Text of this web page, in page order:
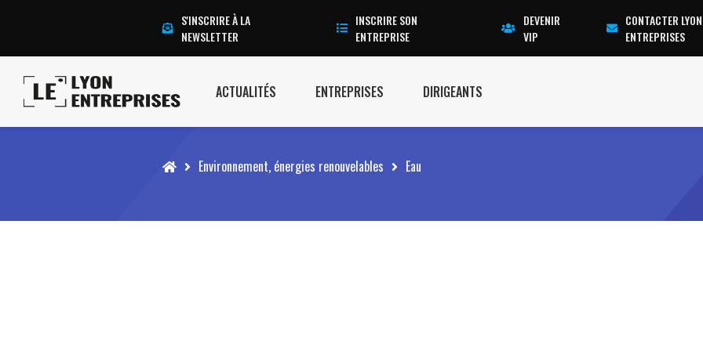
S'INSCRIRE À LA
NEWSLETTER
INSCRIRE SON
ENTREPRISE
DEVENIR
VIP
CONTACTER LYON
ENTREPRISES
ACTUALITÉS ENTREPRISES DIRIGEANTS
Accueil Environnement, énergies renouvelables Eau